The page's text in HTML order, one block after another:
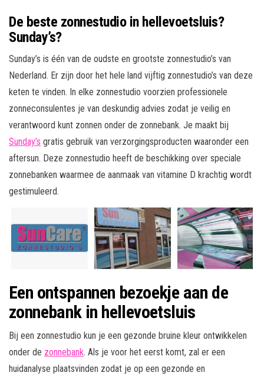
De beste zonnestudio in hellevoetsluis?
Sunday’s?
Sunday’s is één van de oudste en grootste zonnestudio’s van
Nederland. Er zijn door het hele land vijftig zonnestudio’s van deze
keten te vinden. In elke zonnestudio voorzien professionele
zonneconsulentes je van deskundig advies zodat je veilig en
verantwoord kunt zonnen onder de zonnebank. Je maakt bij
Sunday’s gratis gebruik van verzorgingsproducten waaronder een
aftersun. Deze zonnestudio heeft de beschikking over speciale
zonnebanken waarmee de aanmaak van vitamine D krachtig wordt
gestimuleerd.
Een ontspannen bezoekje aan de
zonnebank in hellevoetsluis
Bij een zonnestudio kun je een gezonde bruine kleur ontwikkelen
onder de zonnebank. Als je voor het eerst komt, zal er een
huidanalyse plaatsvinden zodat je op een gezonde en